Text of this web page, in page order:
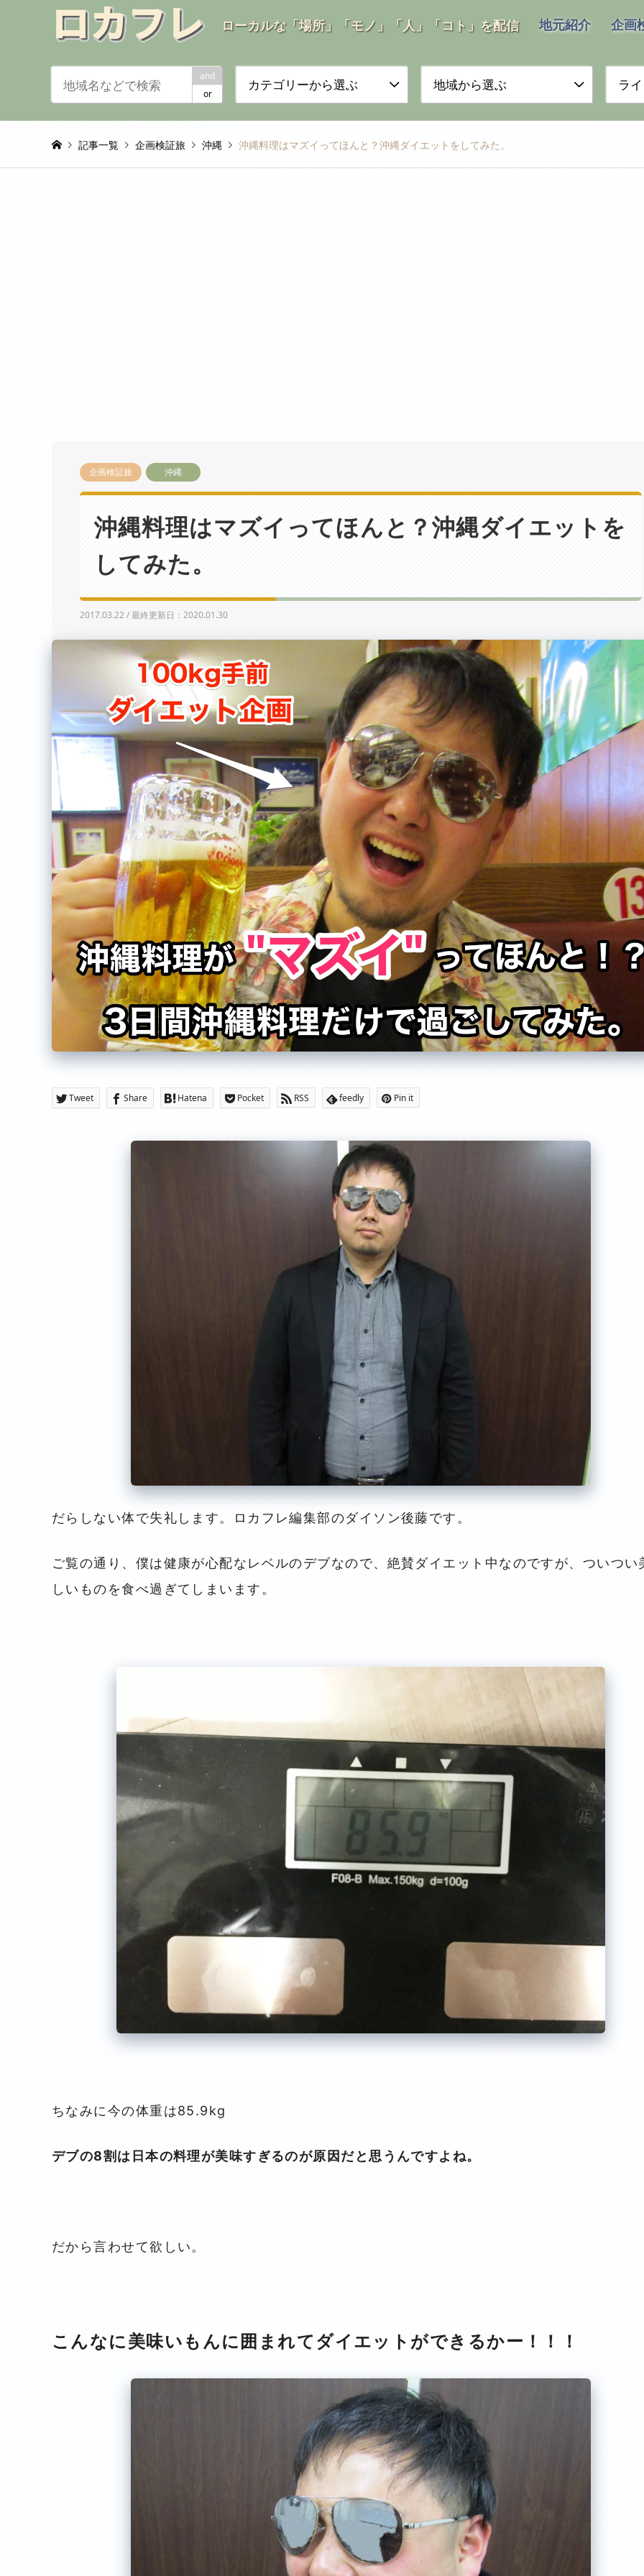
ローカルな「場所」「モノ」「人」「コト」を配信 地元紹介 企画
and
or
カテゴリーから選ぶ 地域から選ぶ ラ
記事一覧 企画検証旅 沖縄 沖縄料理はマズイってほんと？沖縄ダイエットをしてみた。
企画検証旅 沖縄
沖縄料理はマズイってほんと？沖縄ダイエットを
してみた。
2017.03.22 / 最終更新日：2020.01.30
Tweet Share Hatena Pocket RSS feedly Pin it
だらしない体で失礼します。ロカフレ編集部のダイソン後藤です。
ご覧の通り、僕は健康が心配なレベルのデブなので、絶賛ダイエット中なのですが、ついつい
しいものを食べ過ぎてしまいます。
ちなみに今の体重は85.9kg
デブの8割は日本の料理が美味すぎるのが原因だと思うんですよね。
だから言わせて欲しい。
こんなに美味いもんに囲まれてダイエットができるかー！！！